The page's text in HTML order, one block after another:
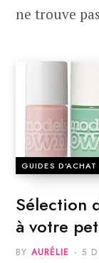
ne trouve
GUIDES D'ACHAT
Sélection
à votre
BY AURÉLIE 5